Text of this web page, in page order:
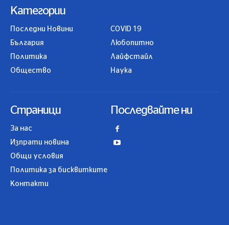
Категории
Последни Новини
България
Политика
Общество
COVID 19
Любопитно
Лайфстайл
Наука
Страници
За нас
Изпрати новина
Общи условия
Политика за бисквитките
Контакти
Последвайте ни